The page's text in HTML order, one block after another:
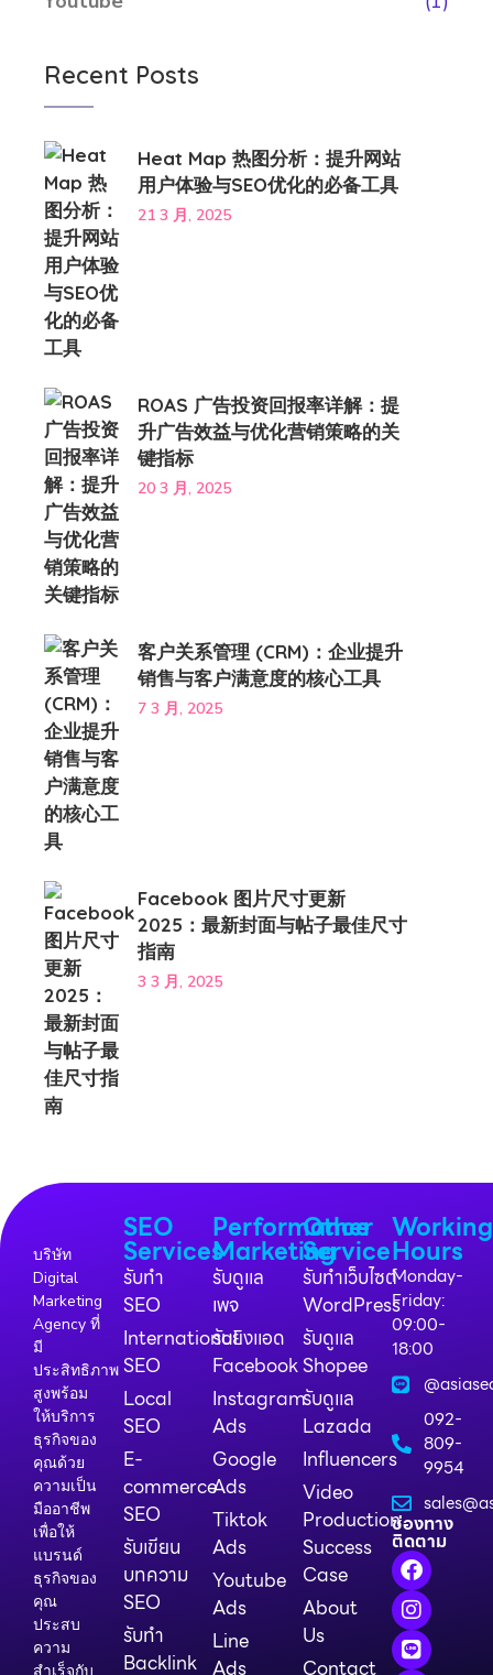
Recent Posts
Heat Map 热图分析：提升网站
用户体验与SEO优化的必备工具
21 3 月, 2025
ROAS 广告投资回报率详解：提
升广告效益与优化营销策略的关
键指标
20 3 月, 2025
客户关系管理 (CRM)：企业提升
销售与客户满意度的核心工具
7 3 月, 2025
Facebook 图片尺寸更新
2025：最新封面与帖子最佳尺寸
指南
3 3 月, 2025
บริษัท
Digital
Marketing
Agency ที่
มี
ประสิทธิภาพ
สูงพร้อม
ให้บริการ
ธุรกิจของ
คุณด้วย
ความเป็น
มืออาชีพ
เพื่อให้
แบรนด์
ธุรกิจของ
คุณ
ประสบ
ความ
สำเร็จกับ
SEO
Services
รับทำ
SEO
International
SEO
Local
SEO
E-
commerce
SEO
รับเขียน
บทความ
SEO
รับทำ
Backlink
Performance
Marketing
รับดูแล
เพจ
รับยิงแอด
Facebook
Instagram
Ads
Google
Ads
Tiktok
Ads
Youtube
Ads
Line
Ads
Other
Service
รับทำเว็บไซต์
WordPress
รับดูแล
Shopee
รับดูแล
Lazada
Influencers
Video
Production
Success
Case
About
Us
Contact
Working
Hours
Monday-
Friday:
09:00-
18:00
092-
809-
9954
ช่องทาง
ติดตาม